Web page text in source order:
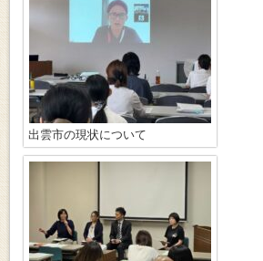
出雲市の現状について